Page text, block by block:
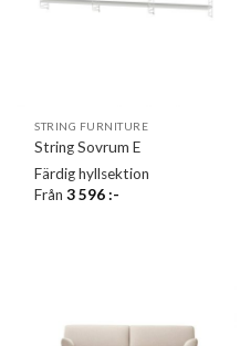
STRING FURNITURE
String Sovrum E
Färdig hyllsektion
Från3 596:-